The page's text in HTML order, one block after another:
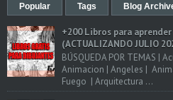
Popular Tags Blog
+200 Libros para
(ACTUALIZANDO JULIO
BÚSQUEDA POR TEMAS |
Animacion | Angeles |
Fuego | Arquitectura ...